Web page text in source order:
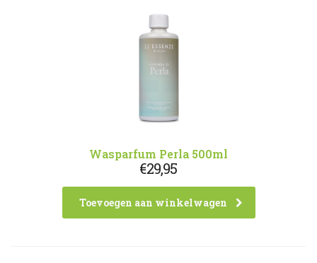
Wasparfum Perla 500ml
€29,95
Toevoegen aan winkelwagen